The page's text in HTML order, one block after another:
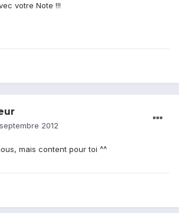
votre Note !!!
2012
mais content pour toi ^^